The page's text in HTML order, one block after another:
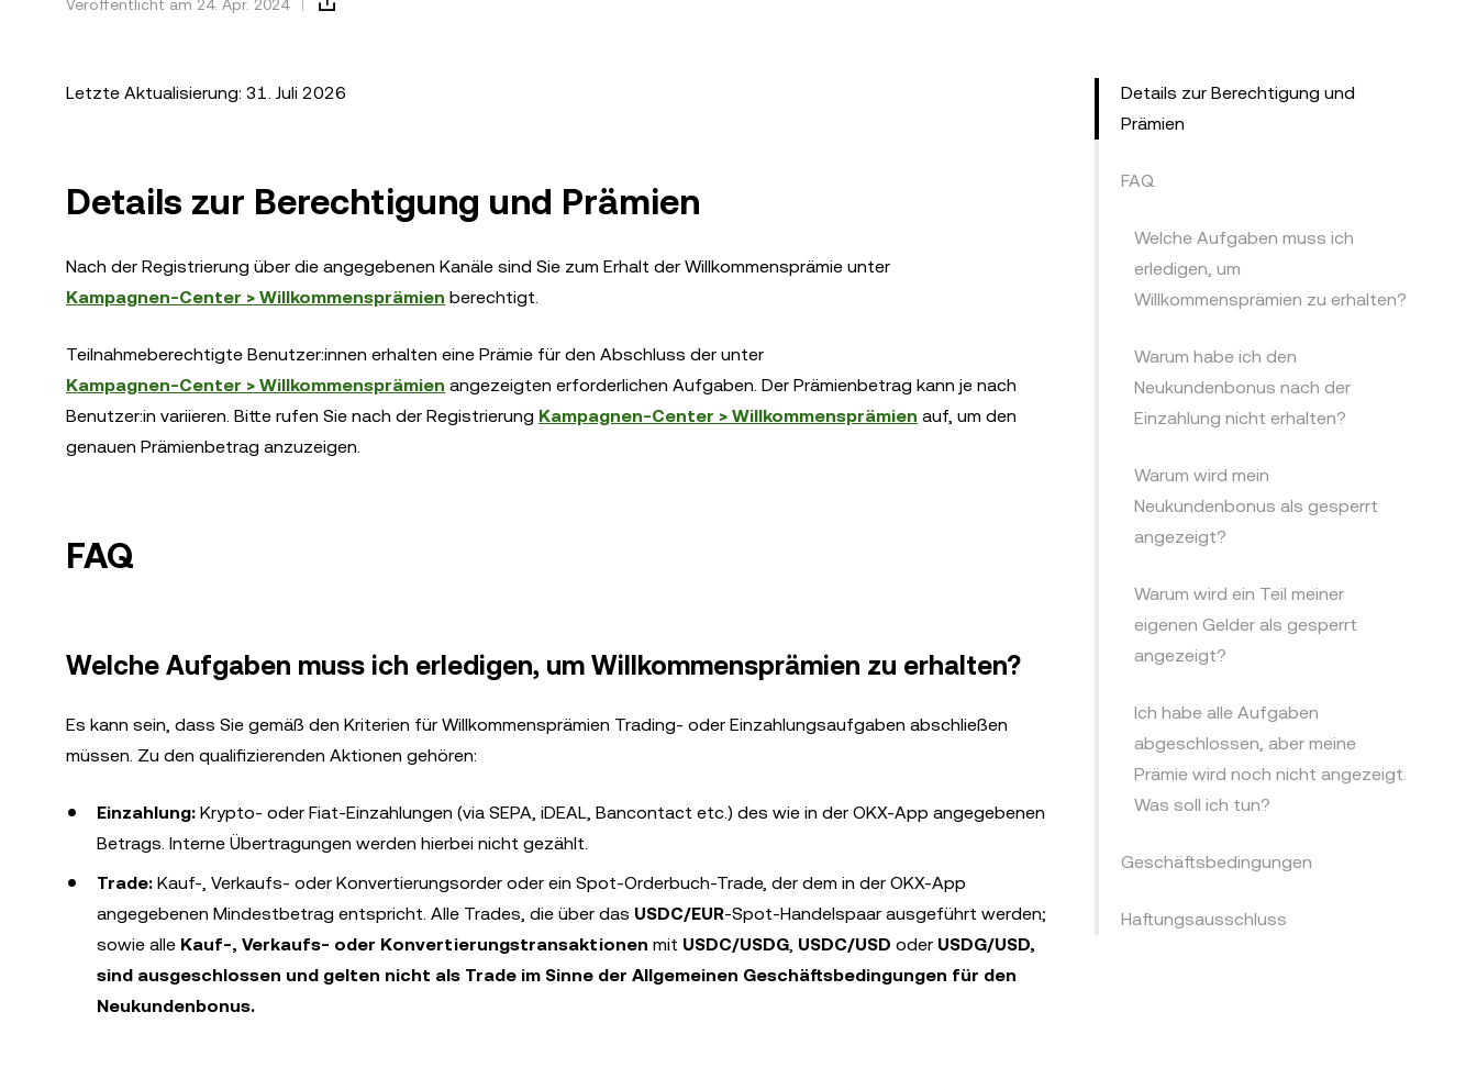
Veröffentlicht am 24. Apr. 2024
Letzte Aktualisierung: 31. Juli 2026
Details zur Berechtigung und Prämien
Nach der Registrierung über die angegebenen Kanäle sind Sie zum Erhalt der Willkommensprämie unter
Kampagnen-Center > Willkommensprämien berechtigt.
Teilnahmeberechtigte Benutzer:innen erhalten eine Prämie für den Abschluss der unter
Kampagnen-Center > Willkommensprämien angezeigten erforderlichen Aufgaben. Der Prämienbetrag kann je nach
Benutzer:in variieren. Bitte rufen Sie nach der Registrierung Kampagnen-Center > Willkommensprämien auf, um den
genauen Prämienbetrag anzuzeigen.
FAQ
Welche Aufgaben muss ich erledigen, um Willkommensprämien zu erhalten?
Es kann sein, dass Sie gemäß den Kriterien für Willkommensprämien Trading- oder Einzahlungsaufgaben abschließen
müssen. Zu den qualifizierenden Aktionen gehören:
Einzahlung: Krypto- oder Fiat-Einzahlungen (via SEPA, iDEAL, Bancontact etc.) des wie in der OKX-App angegebenen
Betrags. Interne Übertragungen werden hierbei nicht gezählt.
Trade: Kauf-, Verkaufs- oder Konvertierungsorder oder ein Spot-Orderbuch-Trade, der dem in der OKX-App
angegebenen Mindestbetrag entspricht. Alle Trades, die über das USDC/EUR-Spot-Handelspaar ausgeführt werden;
sowie alle Kauf-, Verkaufs- oder Konvertierungstransaktionen mit USDC/USDG, USDC/USD oder USDG/USD,
sind ausgeschlossen und gelten nicht als Trade im Sinne der Allgemeinen Geschäftsbedingungen für den
Neukundenbonus.
Details zur Berechtigung und
Prämien
FAQ
Welche Aufgaben muss ich
erledigen, um
Willkommensprämien zu erhalten?
Warum habe ich den
Neukundenbonus nach der
Einzahlung nicht erhalten?
Warum wird mein
Neukundenbonus als gesperrt
angezeigt?
Warum wird ein Teil meiner
eigenen Gelder als gesperrt
angezeigt?
Ich habe alle Aufgaben
abgeschlossen, aber meine
Prämie wird noch nicht angezeigt.
Was soll ich tun?
Geschäftsbedingungen
Haftungsausschluss